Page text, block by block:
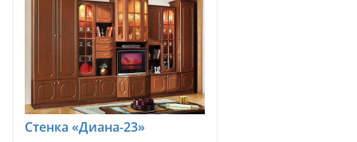
Стенка «Диана-23»